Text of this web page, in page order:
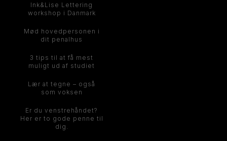
Ink&Lise Lettering
workshop i Danmark
Mød hovedpersonen i
dit penalhus
3 tips til at få mest
muligt ud af studiet
Lær at tegne – også
som voksen
Er du venstrehåndet?
Her er to gode penne til
dig.